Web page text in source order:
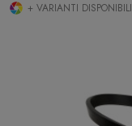
+ VARIANTI DISPONIBILI